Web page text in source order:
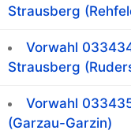
Strausberg
Vorwahl
Strausberg
Vorwahl
(Garzau-Garzin)